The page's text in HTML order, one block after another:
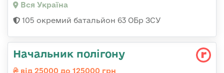
Вся Україна
105 окремий батальйон 63 ОБр ЗСУ
Начальник полігону
від 25000 до 125000 грн